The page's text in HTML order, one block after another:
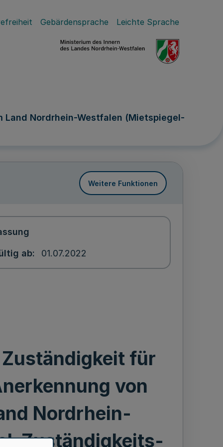
Gebärdensprache Leichte Sprache
Nordrhein-Westfalen (Mietspiegel-
Weitere Funktionen
ab 01.07.2022
für
von
Nordrhein-
Zuständigkeits-